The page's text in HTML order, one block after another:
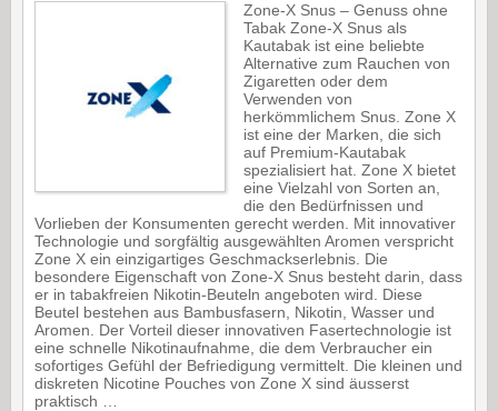
Zone-X Snus – Genuss ohne
Tabak Zone-X Snus als
Kautabak ist eine beliebte
Alternative zum Rauchen von
Zigaretten oder dem
Verwenden von
herkömmlichem Snus. Zone X
ist eine der Marken, die sich
auf Premium-Kautabak
spezialisiert hat. Zone X bietet
eine Vielzahl von Sorten an,
die den Bedürfnissen und
Vorlieben der Konsumenten gerecht werden. Mit innovativer
Technologie und sorgfältig ausgewählten Aromen verspricht
Zone X ein einzigartiges Geschmackserlebnis. Die
besondere Eigenschaft von Zone-X Snus besteht darin, dass
er in tabakfreien Nikotin-Beuteln angeboten wird. Diese
Beutel bestehen aus Bambusfasern, Nikotin, Wasser und
Aromen. Der Vorteil dieser innovativen Fasertechnologie ist
eine schnelle Nikotinaufnahme, die dem Verbraucher ein
sofortiges Gefühl der Befriedigung vermittelt. Die kleinen und
diskreten Nicotine Pouches von Zone X sind äusserst
praktisch …